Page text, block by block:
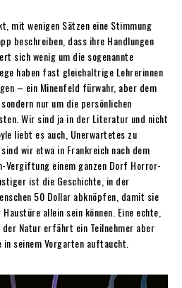
mit wenigen Sätzen eine Stimmung
beschreiben, dass ihre Handlungen
sich wenig um die sogenannte
haben fast gleichaltrige Lehrerinnen
– ein Minenfeld fürwahr, aber dem
nur um die persönlichen
Wir sind ja in der Literatur und nicht
liebt es auch, Unerwartetes zu
wir etwa in Frankreich nach dem
Vergiftung einem ganzen Dorf Horror-
ist die Geschichte, in der
50 Dollar abknöpfen, damit sie
allein sein können. Eine echte,
Natur erfährt ein Teilnehmer aber
seinem Vorgarten auftaucht.